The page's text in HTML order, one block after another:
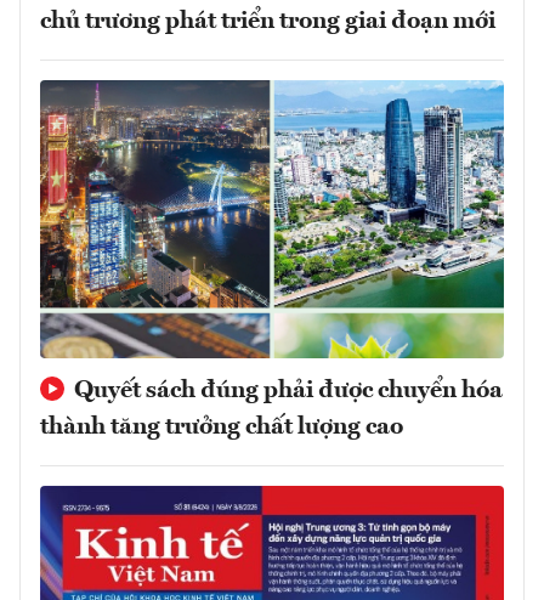
chủ trương phát triển trong giai đoạn mới
Quyết sách đúng phải được chuyển hóa
thành tăng trưởng chất lượng cao